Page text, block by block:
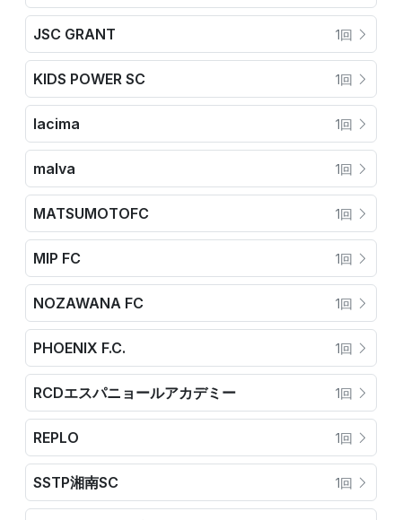
JSC GRANT 1回
KIDS POWER SC 1回
lacima 1回
malva 1回
MATSUMOTOFC 1回
MIP FC 1回
NOZAWANA FC 1回
PHOENIX F.C. 1回
RCDエスパニョールアカデミー 1回
REPLO 1回
SSTP湘南SC 1回